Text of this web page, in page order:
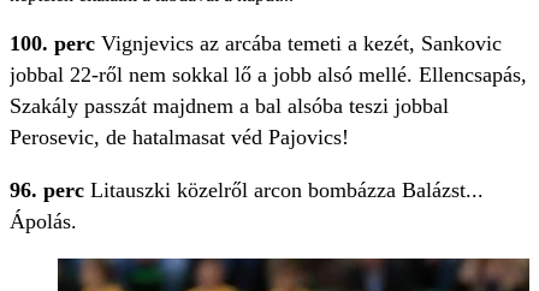
100. perc Vignjevics az arcába temeti a kezét, Sankovic
jobbal 22-ről nem sokkal lő a jobb alsó mellé. Ellencsapás,
Szakály passzát majdnem a bal alsóba teszi jobbal
Perosevic, de hatalmasat véd Pajovics!
96. perc Litauszki közelről arcon bombázza Balázst...
Ápolás.